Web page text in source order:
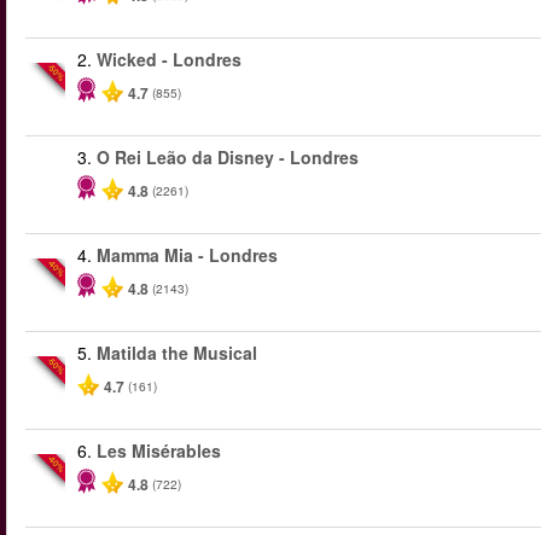
-50%
2. Wicked - Londres
4.7 (855)
3. O Rei Leão da Disney - Londres
4.8 (2261)
-40%
4. Mamma Mia - Londres
4.8 (2143)
-50%
5. Matilda the Musical
4.7 (161)
-40%
6. Les Misérables
4.8 (722)